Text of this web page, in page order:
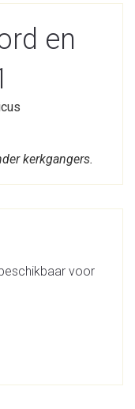
en
kerkgangers.
voor